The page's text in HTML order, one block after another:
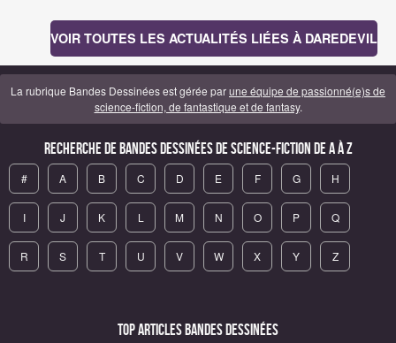
VOIR TOUTES LES ACTUALITÉS LIÉES À DAREDEVIL
La rubrique Bandes Dessinées est gérée parune équipe de passionné(e)s de
science-fiction, de fantastique et de fantasy.
Recherche de Bandes Dessinées de science-fiction de A à Z
# A B C D E F G H
I J K L M N O P Q
R S T U V W X Y Z
Top articles Bandes Dessinées